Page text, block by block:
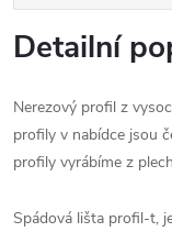
Detailní
Nerezový profil z
profily v nabídce jsou
profily vyrábíme z
Spádová lišta profil-t,